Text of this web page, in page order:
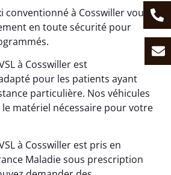
à Cosswiller vous
en toute sécurité pour
à Cosswiller est
pour les patients ayant
particulière. Nos véhicules
matériel nécessaire pour votre
à Cosswiller est pris en
Maladie sous prescription